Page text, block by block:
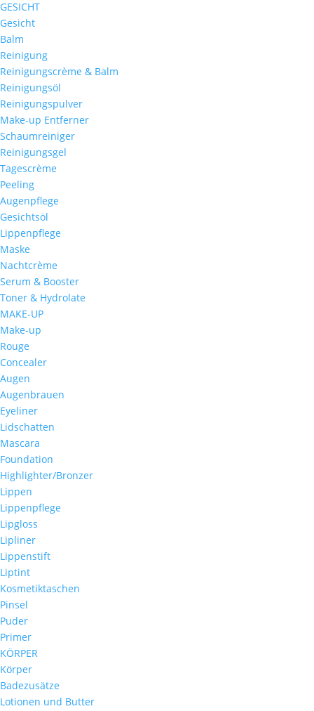
GESICHT
Gesicht
Balm
Reinigung
Reinigungscrème & Balm
Reinigungsöl
Reinigungspulver
Make-up Entferner
Schaumreiniger
Reinigungsgel
Tagescrème
Peeling
Augenpflege
Gesichtsöl
Lippenpflege
Maske
Nachtcrème
Serum & Booster
Toner & Hydrolate
MAKE-UP
Make-up
Rouge
Concealer
Augen
Augenbrauen
Eyeliner
Lidschatten
Mascara
Foundation
Highlighter/Bronzer
Lippen
Lippenpflege
Lipgloss
Lipliner
Lippenstift
Liptint
Kosmetiktaschen
Pinsel
Puder
Primer
KÖRPER
Körper
Badezusätze
Lotionen und Butter